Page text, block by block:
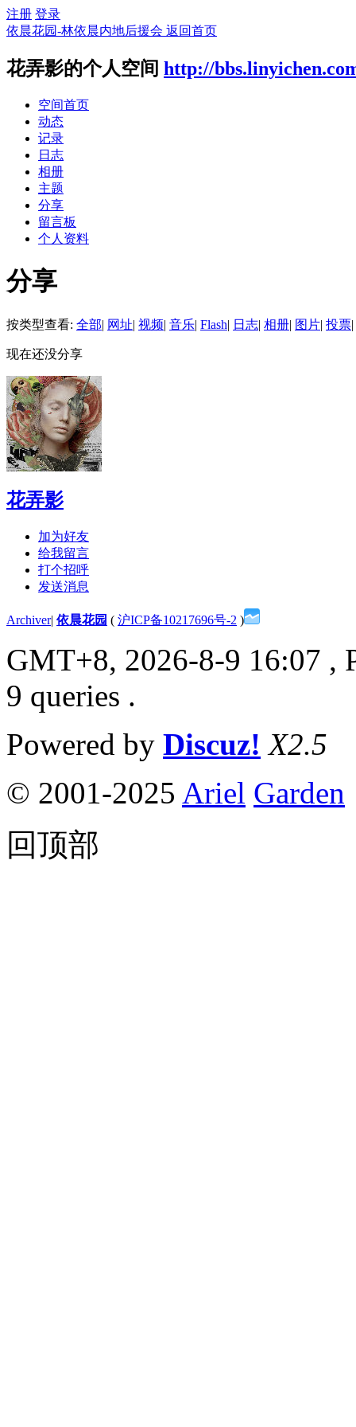
注册 登录
依晨花园-林依晨内地后援会 返回首页
花弄影的个人空间 http://
空间首页
动态
记录
日志
相册
主题
分享
留言板
个人资料
分享
按类型查看: 全部| 网址| 视频| 音乐| Flash| 日志| 相册| 图片| 投票|
现在还没分享
花弄影
加为好友
给我留言
打个招呼
发送消息
Archiver| 依晨花园 ( 沪ICP备10217696号-2 )
GMT+8, 2026-8-9 16:07 ,
9 queries .
Powered by Discuz! X2.5
© 2001-2025 Ariel Garden
回顶部